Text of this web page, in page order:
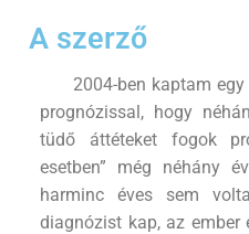
A szerző
2004-ben kaptam egy
prognózissal, hogy
tüdő áttéteket fogok
esetben” még néhány
harminc éves sem
diagnózist kap, az ember